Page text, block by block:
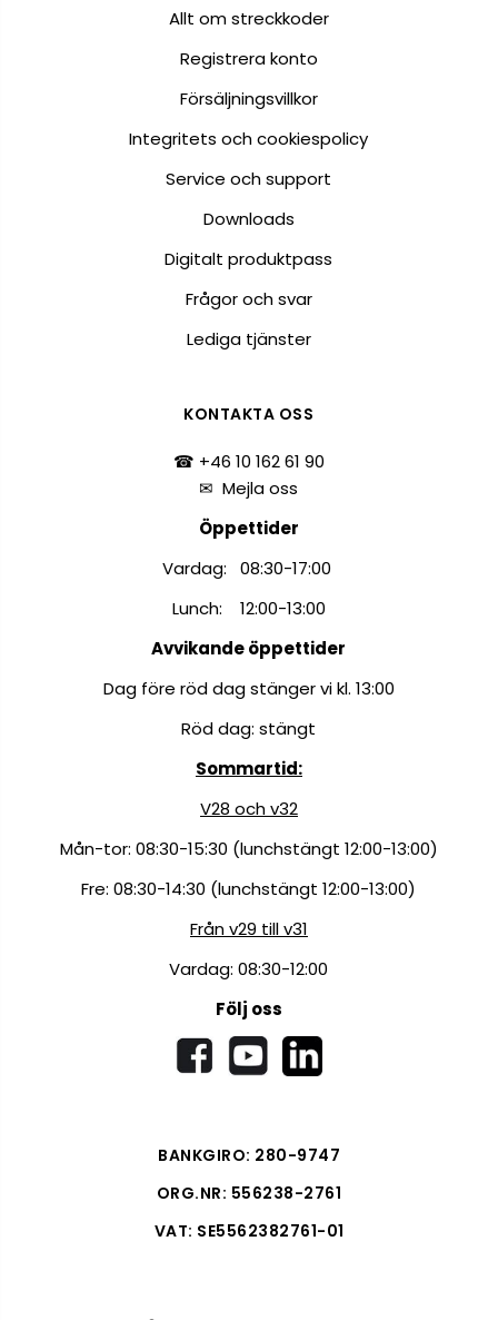
Allt om streckkoder
Registrera konto
Försäljningsvillkor
Integritets och cookiespolicy
Service och support
Downloads
Digitalt produktpass
Frågor och svar
Lediga tjänster
KONTAKTA OSS
☎ +46 10 162 61 90
✉Mejla oss
Öppettider
Vardag: 08:30-17:00
Lunch: 12:00-13:00
Avvikande öppettider
Dag före röd dag stänger vi kl. 13:00
Röd dag: stängt
Sommartid:
V28 och v32
Mån-tor: 08:30-15:30 (lunchstängt 12:00-13:00)
Fre: 08:30-14:30 (lunchstängt 12:00-13:00)
Från v29 till v31
Vardag: 08:30-12:00
Följ oss
BANKGIRO: 280-9747
ORG.NR: 556238-2761
VAT: SE5562382761-01